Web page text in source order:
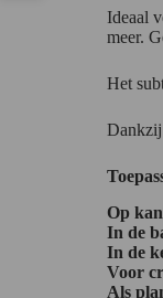
Ideaal
meer.
Het
Op
In de
In de
Voor
Als